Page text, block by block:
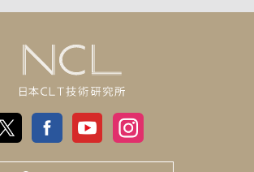
日
本
X Facebook Youtube Instagram